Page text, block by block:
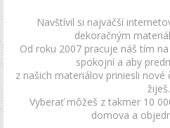
Navštívil si najväčší
dekoračným
Od roku 2007 pracuje náš tím
spokojní a aby
z našich materiálov priniesli
žiješ.
Vyberať môžeš z takmer 10
domova a